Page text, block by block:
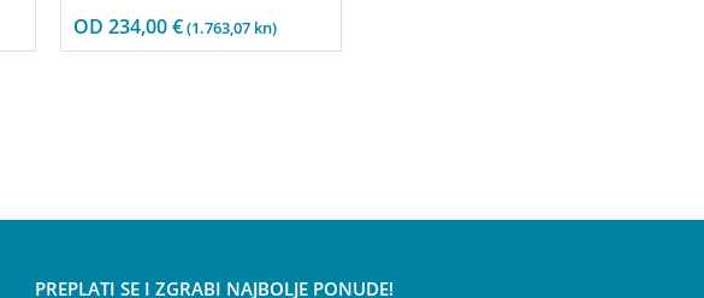
OD 234,00€(1.763,07 kn)
PREPLATI SE I ZGRABI NAJBOLJE PONUDE!